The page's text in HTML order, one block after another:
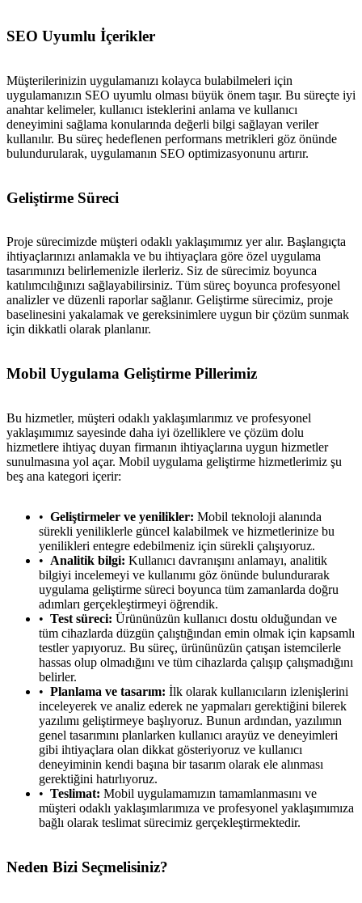
SEO Uyumlu İçerikler
Müşterilerinizin uygulamanızı kolayca bulabilmeleri için
uygulamanızın SEO uyumlu olması büyük önem taşır. Bu süreçte iyi
anahtar kelimeler, kullanıcı isteklerini anlama ve kullanıcı
deneyimini sağlama konularında değerli bilgi sağlayan veriler
kullanılır. Bu süreç hedeflenen performans metrikleri göz önünde
bulundurularak, uygulamanın SEO optimizasyonunu artırır.
Geliştirme Süreci
Proje sürecimizde müşteri odaklı yaklaşımımız yer alır. Başlangıçta
ihtiyaçlarınızı anlamakla ve bu ihtiyaçlara göre özel uygulama
tasarımınızı belirlemenizle ilerleriz. Siz de sürecimiz boyunca
katılımcılığınızı sağlayabilirsiniz. Tüm süreç boyunca profesyonel
analizler ve düzenli raporlar sağlanır. Geliştirme sürecimiz, proje
baselinesini yakalamak ve gereksinimlere uygun bir çözüm sunmak
için dikkatli olarak planlanır.
Mobil Uygulama Geliştirme Pillerimiz
Bu hizmetler, müşteri odaklı yaklaşımlarımız ve profesyonel
yaklaşımımız sayesinde daha iyi özelliklere ve çözüm dolu
hizmetlere ihtiyaç duyan firmanın ihtiyaçlarına uygun hizmetler
sunulmasına yol açar. Mobil uygulama geliştirme hizmetlerimiz şu
beş ana kategori içerir:
Geliştirmeler ve yenilikler: Mobil teknoloji alanında
sürekli yeniliklerle güncel kalabilmek ve hizmetlerinize bu
yenilikleri entegre edebilmeniz için sürekli çalışıyoruz.
Analitik bilgi: Kullanıcı davranışını anlamayı, analitik
bilgiyi incelemeyi ve kullanımı göz önünde bulundurarak
uygulama geliştirme süreci boyunca tüm zamanlarda doğru
adımları gerçekleştirmeyi öğrendik.
Test süreci: Ürününüzün kullanıcı dostu olduğundan ve
tüm cihazlarda düzgün çalıştığından emin olmak için kapsamlı
testler yapıyoruz. Bu süreç, ürününüzün çatışan istemcilerle
hassas olup olmadığını ve tüm cihazlarda çalışıp çalışmadığını
belirler.
Planlama ve tasarım: İlk olarak kullanıcıların izlenişlerini
inceleyerek ve analiz ederek ne yapmaları gerektiğini bilerek
yazılımı geliştirmeye başlıyoruz. Bunun ardından, yazılımın
genel tasarımını planlarken kullanıcı arayüz ve deneyimleri
gibi ihtiyaçlara olan dikkat gösteriyoruz ve kullanıcı
deneyiminin kendi başına bir tasarım olarak ele alınması
gerektiğini hatırlıyoruz.
Teslimat: Mobil uygulamamızın tamamlanmasını ve
müşteri odaklı yaklaşımlarımıza ve profesyonel yaklaşımımıza
bağlı olarak teslimat sürecimiz gerçekleştirmektedir.
Neden Bizi Seçmelisiniz?